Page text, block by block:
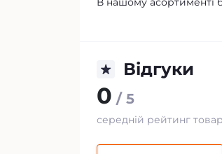
Відгуки
0 / 5
середній рейтинг